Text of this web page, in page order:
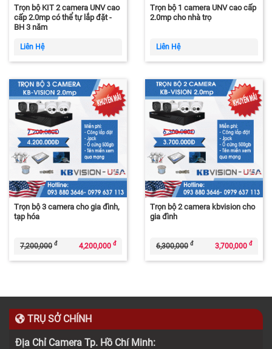
Trọn bộ KIT 2 camera UNV cao
cấp 2.0mp có thể tự lắp đặt -
BH 3 năm
Liên Hệ
Trọn bộ 1 camera UNV cao cấp
2.0mp cho nhà trọ
Liên Hệ
Trọn bộ 3 camera cho gia đình,
tạp hóa
7,200,000 đ 4,200,000 đ
Trọn bộ 2 camera kbvision cho
gia đình
6,300,000 đ 3,700,000 đ
TRỤ SỞ CHÍNH
Địa Chỉ Camera Tp. Hồ Chí Minh: